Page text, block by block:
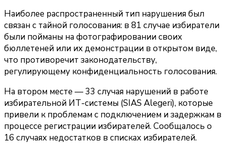
Наиболее распространенный тип нарушения был
связан с тайной голосования: в 81 случае избиратели
были пойманы на фотографировании своих
бюллетеней или их демонстрации в открытом виде,
что противоречит законодательству,
регулирующему конфиденциальность голосования.
На втором месте — 33 случая нарушений в работе
избирательной ИТ-системы (SIAS Alegeri), которые
привели к проблемам с подключением и задержкам в
процессе регистрации избирателей. Сообщалось о
16 случаях недостатков в списках избирателей.